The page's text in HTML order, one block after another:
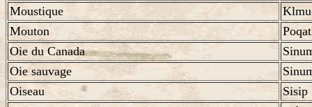
Moustique
Mouton
Oie du Canada
Oie sauvage
Oiseau
Sisip